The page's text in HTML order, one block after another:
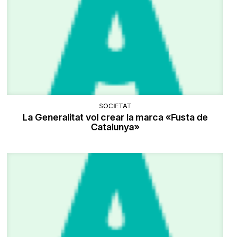
SOCIETAT
La Generalitat vol crear la marca «Fusta de
Catalunya»